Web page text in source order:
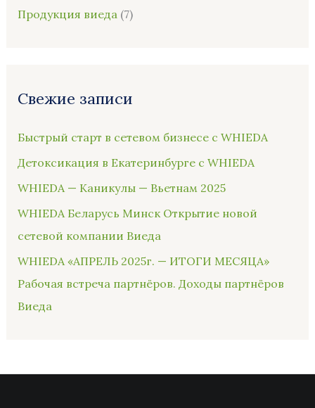
Продукция виеда (7)
Свежие записи
Быстрый старт в сетевом бизнесе с WHIEDA
Детоксикация в Екатеринбурге с WHIEDA
WHIEDA — Каникулы — Вьетнам 2025
WHIEDA Беларусь Минск Открытие новой
сетевой компании Виеда
WHIEDA «АПРЕЛЬ 2025г. — ИТОГИ МЕСЯЦА»
Рабочая встреча партнёров. Доходы партнёров
Виеда